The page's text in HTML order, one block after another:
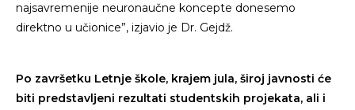
najsavremenije neuronaučne koncepte donesemo
direktno u učionice”, izjavio je Dr. Gejdž.
Po završetku Letnje škole, krajem jula, široj javnosti će
biti predstavljeni rezultati studentskih projekata, ali i